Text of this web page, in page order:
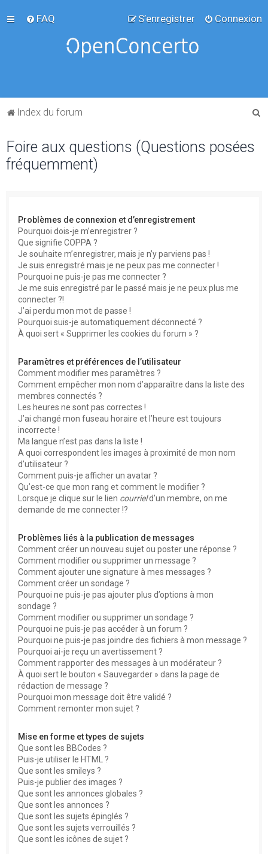
FAQ Connexion
S’enregistrer
Index du forum
Foire aux questions (Questions posées
fréquemment)
Problèmes de connexion et d’enregistrement
Pourquoi dois-je m’enregistrer ?
Que signifie COPPA ?
Je souhaite m’enregistrer, mais je n’y parviens pas !
Je suis enregistré mais je ne peux pas me connecter !
Pourquoi ne puis-je pas me connecter ?
Je me suis enregistré par le passé mais je ne peux plus me
connecter ?!
J’ai perdu mon mot de passe !
Pourquoi suis-je automatiquement déconnecté ?
À quoi sert « Supprimer les cookies du forum » ?
Paramètres et préférences de l’utilisateur
Comment modifier mes paramètres ?
Comment empêcher mon nom d’apparaître dans la liste des
membres connectés ?
Les heures ne sont pas correctes !
J’ai changé mon fuseau horaire et l’heure est toujours
incorrecte !
Ma langue n’est pas dans la liste !
A quoi correspondent les images à proximité de mon nom
d’utilisateur ?
Comment puis-je afficher un avatar ?
Qu’est-ce que mon rang et comment le modifier ?
Lorsque je clique sur le lien courrield’un membre, on me
demande de me connecter !?
Problèmes liés à la publication de messages
Comment créer un nouveau sujet ou poster une réponse ?
Comment modifier ou supprimer un message ?
Comment ajouter une signature à mes messages ?
Comment créer un sondage ?
Pourquoi ne puis-je pas ajouter plus d’options à mon
sondage ?
Comment modifier ou supprimer un sondage ?
Pourquoi ne puis-je pas accéder à un forum ?
Pourquoi ne puis-je pas joindre des fichiers à mon message ?
Pourquoi ai-je reçu un avertissement ?
Comment rapporter des messages à un modérateur ?
À quoi sert le bouton « Sauvegarder » dans la page de
rédaction de message ?
Pourquoi mon message doit être validé ?
Comment remonter mon sujet ?
Mise en forme et types de sujets
Que sont les BBCodes ?
Puis-je utiliser le HTML ?
Que sont les smileys ?
Puis-je publier des images ?
Que sont les annonces globales ?
Que sont les annonces ?
Que sont les sujets épinglés ?
Que sont les sujets verrouillés ?
Que sont les icônes de sujet ?